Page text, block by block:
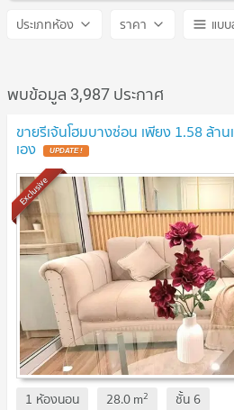
รร.ราชนันทาจารย์ สามเสนวิทยา
ประเภทห้อง ราคา
แบบ
พบข้อมูล 3,987 ประกาศ
ขายรีเจ้นโฮมบางซ่อน เพียง 1.58 ล้า
เอง
Exclusive
1 ห้องนอน 28.0m2 ชั้น 6